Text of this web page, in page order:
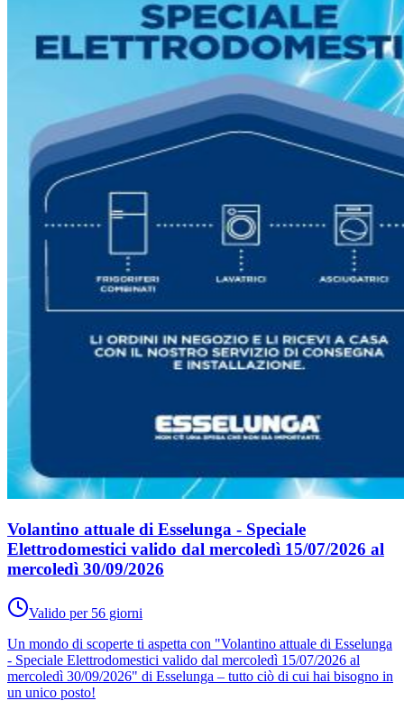
Volantino attuale di Esselunga - Speciale
Elettrodomestici valido dal mercoledì 15/07/2026 al
mercoledì 30/09/2026
Valido per 56 giorni
Un mondo di scoperte ti aspetta con "Volantino attuale di Esselunga
- Speciale Elettrodomestici valido dal mercoledì 15/07/2026 al
mercoledì 30/09/2026" di Esselunga – tutto ciò di cui hai bisogno in
un unico posto!